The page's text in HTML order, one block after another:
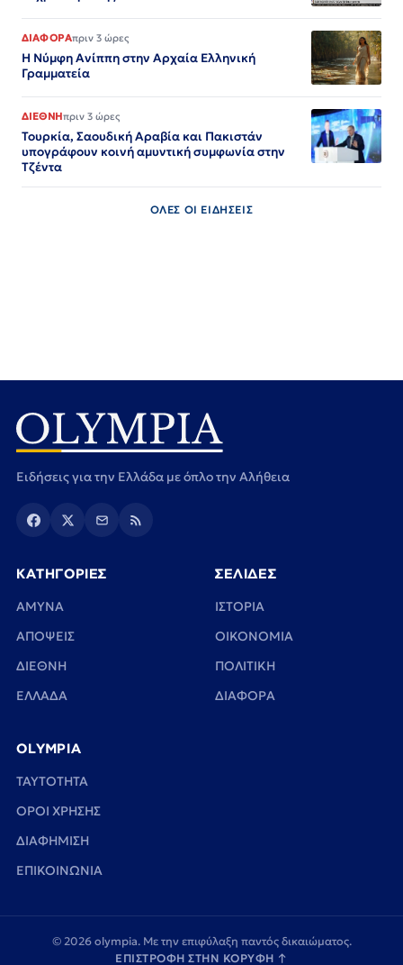
ΔΙΑΦΟΡΑπριν 3 ώρες
Η Νύμφη Ανίππη στην Αρχαία Ελληνική
Γραμματεία
ΔΙΕΘΝΗπριν 3 ώρες
Τουρκία, Σαουδική Αραβία και Πακιστάν
υπογράφουν κοινή αμυντική συμφωνία στην
Τζέντα
ΟΛΕΣ ΟΙ ΕΙΔΗΣΕΙΣ
Ειδήσεις για την Ελλάδα με όπλο την Αλήθεια
ΚΑΤΗΓΟΡΙΕΣ
ΑΜΥΝΑ
ΑΠΟΨΕΙΣ
ΔΙΕΘΝΗ
ΕΛΛΑΔΑ
ΣΕΛΙΔΕΣ
ΙΣΤΟΡΙΑ
ΟΙΚΟΝΟΜΙΑ
ΠΟΛΙΤΙΚΗ
ΔΙΑΦΟΡΑ
OLYMPIA
TAYTOTHTA
ΟΡΟΙ ΧΡΗΣΗΣ
ΔΙΑΦΗΜΙΣΗ
ΕΠΙΚΟΙΝΩΝΙΑ
© 2026 olympia. Με την επιφύλαξη παντός δικαιώματος.
ΕΠΙΣΤΡΟΦΗ ΣΤΗΝ ΚΟΡΥΦΗ ↑